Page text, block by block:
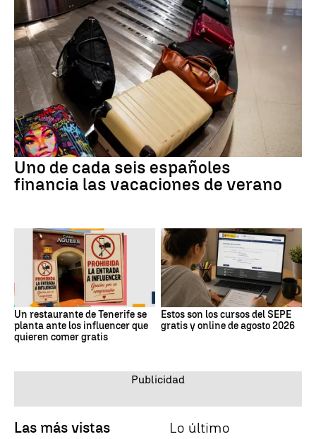
Uno de cada seis españoles
financia las vacaciones de verano
Un restaurante de Tenerife se
planta ante los influencer que
quieren comer gratis
Estos son los cursos del SEPE
gratis y online de agosto 2026
Las más vistas Lo último